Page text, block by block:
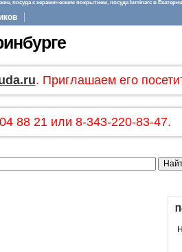
посуда с керамическим покрытием, посуда luminarc в
. Приглашаем его
88 21 или 8-343-220-83-47.